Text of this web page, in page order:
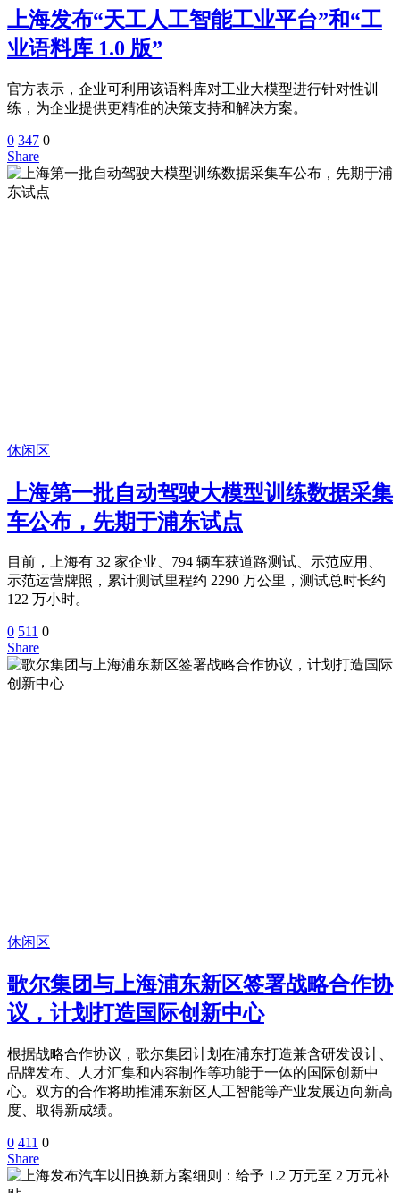
上海发布“天工人工智能工业平台”和“工
业语料库 1.0 版”
官方表示，企业可利用该语料库对工业大模型进行针对性训
练，为企业提供更精准的决策支持和解决方案。
0 347 0
Share
休闲区
上海第一批自动驾驶大模型训练数据采集
车公布，先期于浦东试点
目前，上海有 32 家企业、794 辆车获道路测试、示范应用、
示范运营牌照，累计测试里程约 2290 万公里，测试总时长约
122 万小时。
0 511 0
Share
休闲区
歌尔集团与上海浦东新区签署战略合作协
议，计划打造国际创新中心
根据战略合作协议，歌尔集团计划在浦东打造兼含研发设计、
品牌发布、人才汇集和内容制作等功能于一体的国际创新中
心。双方的合作将助推浦东新区人工智能等产业发展迈向新高
度、取得新成绩。
0 411 0
Share